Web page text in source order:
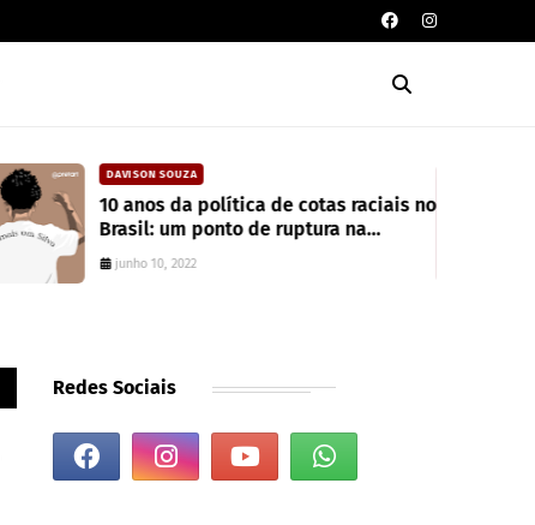
DAVISON SOUZA
10 anos da política de cotas raciais no
Brasil: um ponto de ruptura na
colonialidade
junho 10, 2022
Redes Sociais